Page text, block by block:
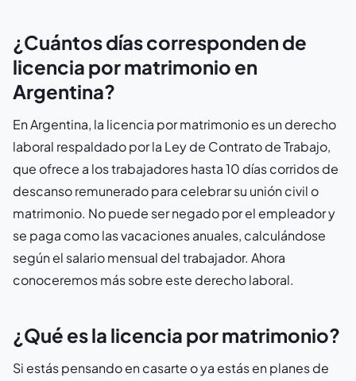
¿Cuántos días corresponden de
licencia por matrimonio en
Argentina?
En Argentina, la licencia por matrimonio es un derecho
laboral respaldado por la Ley de Contrato de Trabajo,
que ofrece a los trabajadores hasta 10 días corridos de
descanso remunerado para celebrar su unión civil o
matrimonio. No puede ser negado por el empleador y
se paga como las vacaciones anuales, calculándose
según el salario mensual del trabajador. Ahora
conoceremos más sobre este derecho laboral.
¿Qué es la licencia por matrimonio?
Si estás pensando en casarte o ya estás en planes de